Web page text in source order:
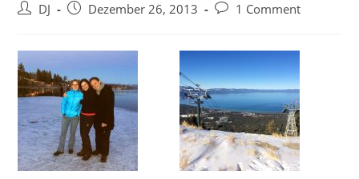
Beitrags-
DJ
BeitragDezember 26, 2013
Beitrags-
1 Comment